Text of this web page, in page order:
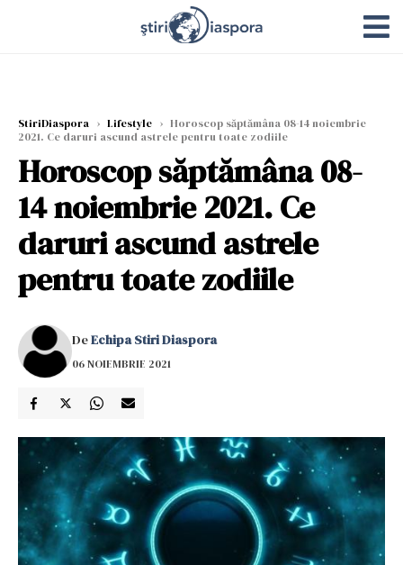
StiriDiaspora › Lifestyle › Horoscop săptămâna 08-14 noiembrie
2021. Ce daruri ascund astrele pentru toate zodiile
Horoscop săptămâna 08-
14 noiembrie 2021. Ce
daruri ascund astrele
pentru toate zodiile
DeEchipa Stiri Diaspora
06 NOIEMBRIE 2021